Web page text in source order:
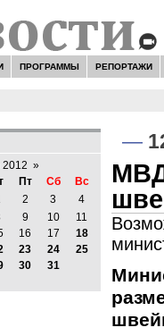
ПРОГРАММЫ РЕПОРТАЖИ
2012 »
Пт Сб
Вс
2 3
4
9 10
11
16 17
18
23 24
25
30 31
—
МВД